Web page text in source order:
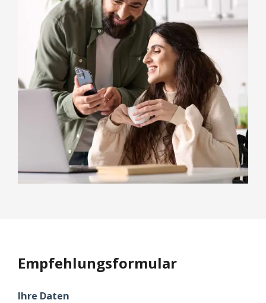
Empfehlungsformular